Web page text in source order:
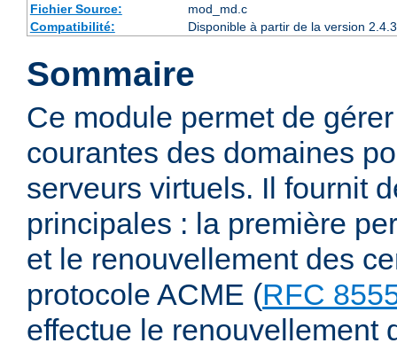
Fichier Source:
mod_md.c
Compatibilité:
Disponible à partir de la version
Sommaire
Ce module permet de
courantes des domaines
serveurs virtuels. Il fournit
principales : la première
et le renouvellement des
protocole ACME (RFC
effectue le renouvellement